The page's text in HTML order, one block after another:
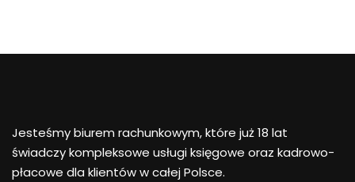
Jesteśmy biurem rachunkowym, które już 18 lat
świadczy kompleksowe usługi księgowe oraz kadrowo-
płacowe dla klientów w całej Polsce.